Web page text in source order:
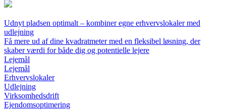
Udnyt pladsen optimalt – kombiner egne erhvervslokaler med
udlejning
Få mere ud af dine kvadratmeter med en fleksibel løsning, der
skaber værdi for både dig og potentielle lejere
Lejemål
Lejemål
Erhvervslokaler
Udlejning
Virksomhedsdrift
Ejendomsoptimering